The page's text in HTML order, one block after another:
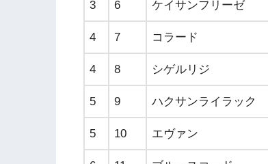
3 6 ケイサンフリーゼ
4 7 コラード
4 8 シゲルリジ
5 9 ハクサンライラック
5 10 エヴァン